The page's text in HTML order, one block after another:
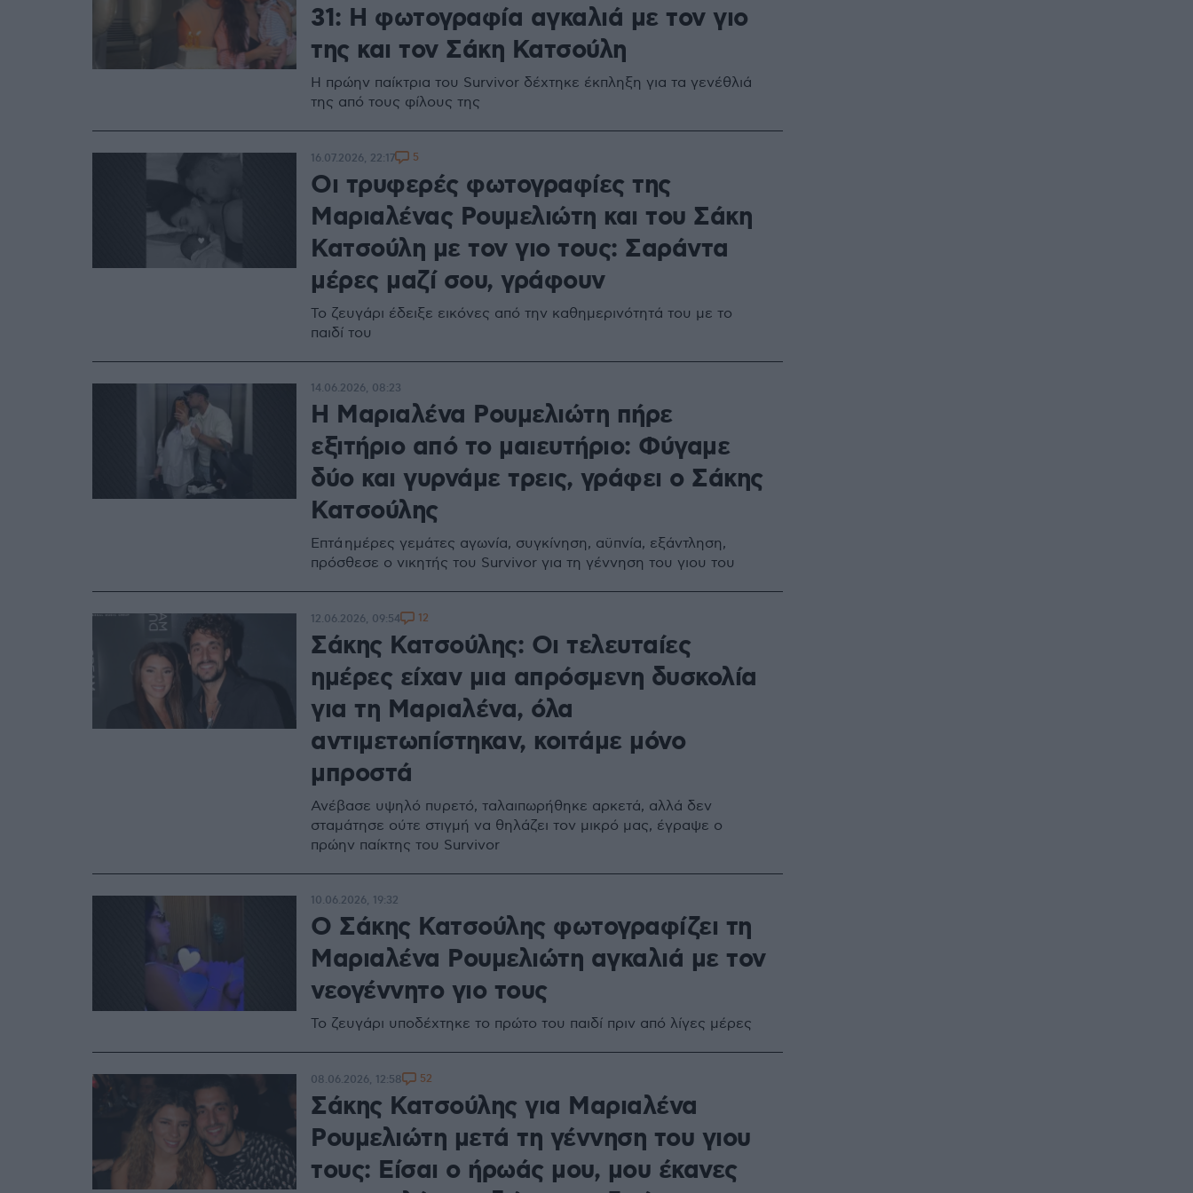
31: Η φωτογραφία αγκαλιά με τον γιο
της και τον Σάκη Κατσούλη
Η πρώην παίκτρια του Survivor δέχτηκε έκπληξη για τα γενέθλιά
της από τους φίλους της
Οι τρυφερές φωτογραφίες της
Μαριαλένας Ρουμελιώτη και του Σάκη
Κατσούλη με τον γιο τους: Σαράντα
μέρες μαζί σου, γράφουν
Το ζευγάρι έδειξε εικόνες από την καθημερινότητά του με το
παιδί του
16.07.2026, 22:17 5
Η Μαριαλένα Ρουμελιώτη πήρε
εξιτήριο από το μαιευτήριο: Φύγαμε
δύο και γυρνάμε τρεις, γράφει ο Σάκης
Κατσούλης
Επτά ημέρες γεμάτες αγωνία, συγκίνηση, αϋπνία, εξάντληση,
πρόσθεσε ο νικητής του Survivor για τη γέννηση του γιου του
14.06.2026, 08:23
Σάκης Κατσούλης: Οι τελευταίες
ημέρες είχαν μια απρόσμενη δυσκολία
για τη Μαριαλένα, όλα
αντιμετωπίστηκαν, κοιτάμε μόνο
μπροστά
Ανέβασε υψηλό πυρετό, ταλαιπωρήθηκε αρκετά, αλλά δεν
σταμάτησε ούτε στιγμή να θηλάζει τον μικρό μας, έγραψε ο
πρώην παίκτης του Survivor
12.06.2026, 09:54 12
Ο Σάκης Κατσούλης φωτογραφίζει τη
Μαριαλένα Ρουμελιώτη αγκαλιά με τον
νεογέννητο γιο τους
Το ζευγάρι υποδέχτηκε το πρώτο του παιδί πριν από λίγες μέρες
10.06.2026, 19:32
Σάκης Κατσούλης για Μαριαλένα
Ρουμελιώτη μετά τη γέννηση του γιου
τους: Είσαι ο ήρωάς μου, μου έκανες
08.06.2026, 12:58 52